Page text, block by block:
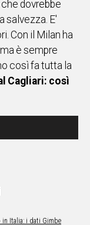
dovrebbe
salvezza. E'
Con il Milan ha
è sempre
così fa tutta la
Cagliari: così